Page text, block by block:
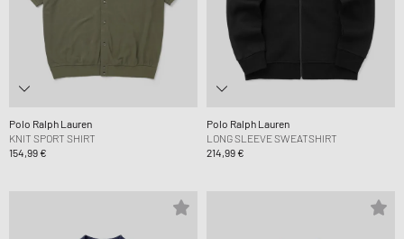
Polo Ralph Lauren
KNIT SPORT SHIRT
154,99 €
Polo Ralph Lauren
LONG SLEEVE SWEATSHIRT
214,99 €